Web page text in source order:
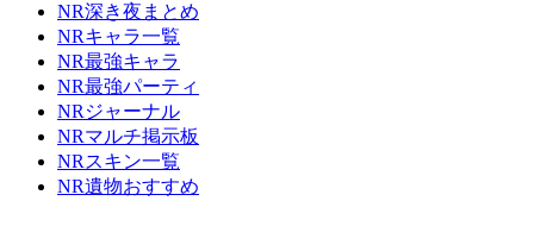
NR深き夜まとめ
NRキャラ一覧
NR最強キャラ
NR最強パーティ
NRジャーナル
NRマルチ掲示板
NRスキン一覧
NR遺物おすすめ